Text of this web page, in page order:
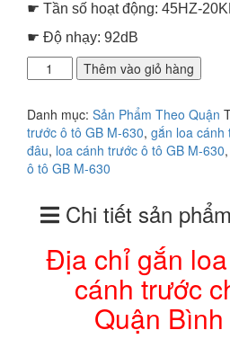
☛ Tần số hoạt động: 45HZ-
☛ Độ nhạy: 92dB
chỉ
loa
GB
M-
630
trước
cho
Thêm vào giỏ hàng
Danh mục: Sản Phẩm Theo Quận
trước ô tô GB M-630, gắn loa cánh
đâu, loa cánh trước ô tô GB M-630,
ô tô GB M-630
Chi tiết sản phẩm
Địa chỉ gắn
cánh trước
Quận